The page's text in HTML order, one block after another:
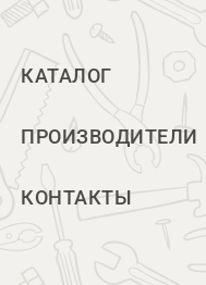
КАТАЛОГ
ПРОИЗВОДИТЕЛИ
КОНТАКТЫ